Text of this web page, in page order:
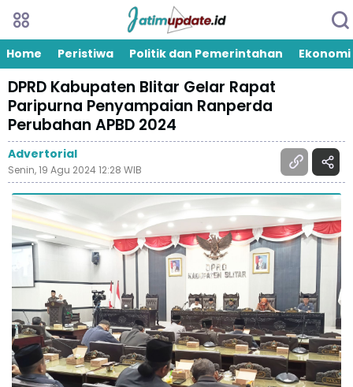
Home Peristiwa Politik dan Pemerintahan Ekonomi
DPRD Kabupaten Blitar Gelar Rapat
Paripurna Penyampaian Ranperda
Perubahan APBD 2024
Advertorial
Senin, 19 Agu 2024 12:28 WIB